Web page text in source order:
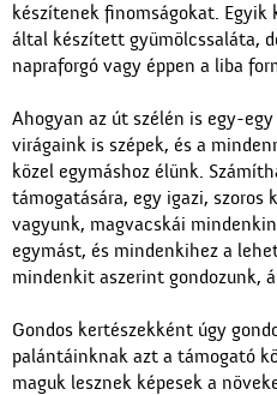
készítenek finomságokat. Egyik
által készített gyümölcssaláta,
napraforgó vagy éppen a liba
Ahogyan az út szélén is egy-
virágaink is szépek, és a
közel egymáshoz élünk.
támogatására, egy igazi, szoros
vagyunk, magvacskái
egymást, és mindenkihez a
mindenkit aszerint gondozunk,
Gondos kertészekként úgy
palántáinknak azt a támogató
maguk lesznek képesek a